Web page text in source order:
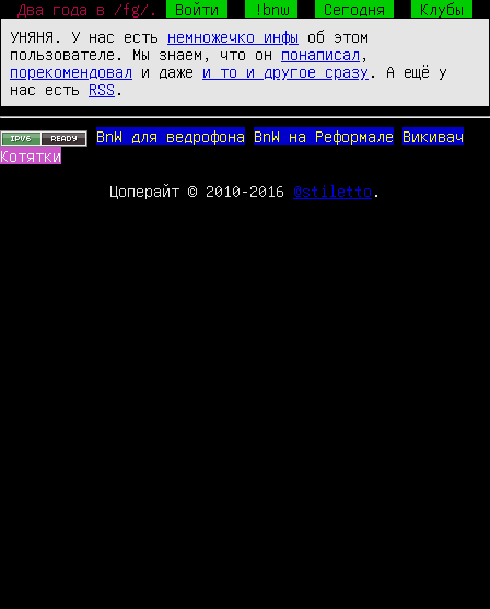
Два года в /fg/. Войти !bnw Сегодня
Клубы
УНЯНЯ. У нас есть немножечко инфы об этом
пользователе. Мы знаем, что он понаписал
порекомендовал и даже и то и другое сразу . А ещё у
нас есть RSS
BnW для ведрофона BnW на Реформале
Викивач
Котятки
Цоперайт © 2010-2016 @stiletto